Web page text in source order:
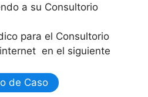
a su Consultorio
para el Consultorio
en el siguiente
de Caso